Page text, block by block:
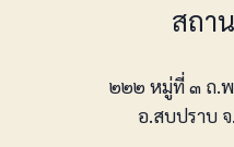
สถา
๒๒๒ หมู่ที่ ๓ ถ.
อ.สบปราบ